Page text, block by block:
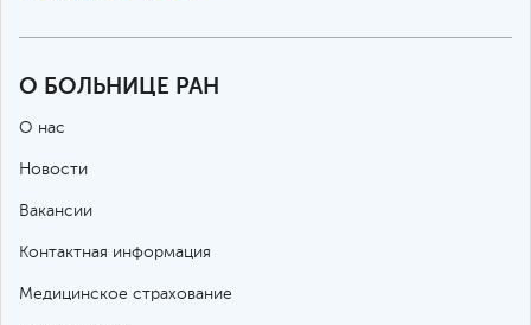
О БОЛЬНИЦЕ РАН
О нас
Новости
Вакансии
Контактная информация
Медицинское страхование